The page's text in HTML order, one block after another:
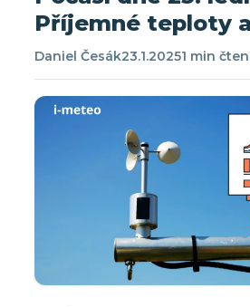
Příjemné teploty
Daniel Česák23.1.20251 min